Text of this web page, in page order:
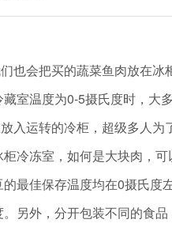
会把买的蔬菜鱼肉放在冰
温度为0-5摄氏度时，大
运转的冷柜，超级多人为
冻室，如何是大块肉，可
佳保存温度均在0摄氏度
外，分开包装不同的食品